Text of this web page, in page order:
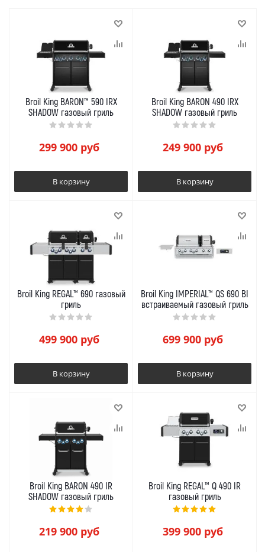
Broil King BARON™ 590 IRX
SHADOW газовый гриль
299 900руб
В корзину
Broil King BARON 490 IRX
SHADOW газовый гриль
249 900руб
В корзину
Broil King REGAL™ 690 газовый
гриль
499 900руб
В корзину
Broil King IMPERIAL™ QS 690 BI
встраиваемый газовый гриль
699 900руб
В корзину
Broil King BARON 490 IR
SHADOW газовый гриль
219 900руб
Broil King REGAL™ Q 490 IR
газовый гриль
399 900руб